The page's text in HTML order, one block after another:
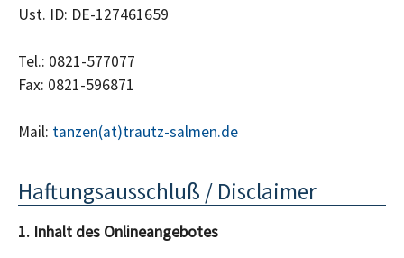
Ust. ID: DE-127461659
Tel.: 0821-577077
Fax: 0821-596871
Mail: tanzen(at)trautz-salmen.de
Haftungsausschluß / Disclaimer
1. Inhalt des Onlineangebotes